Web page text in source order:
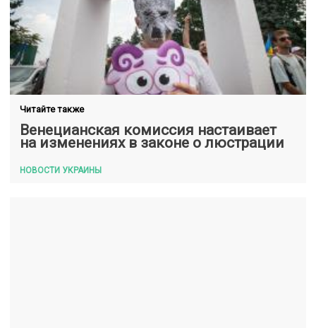
Читайте также
Венецианская комиссия настаивает
на изменениях в законе о люстрации
НОВОСТИ УКРАИНЫ